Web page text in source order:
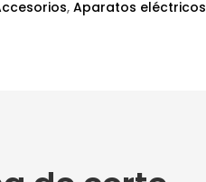
, Aparatos eléctricos